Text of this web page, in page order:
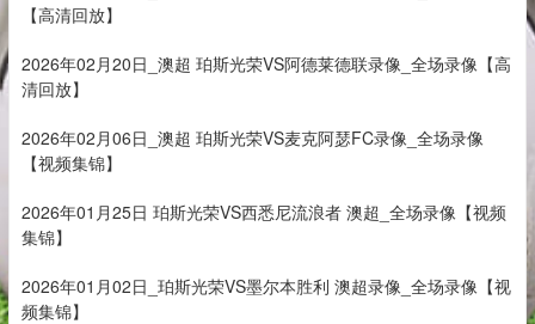
【高清回放】
2026年02月20日_澳超 珀斯光荣VS阿德莱德联录像_全场录像【高
清回放】
2026年02月06日_澳超 珀斯光荣VS麦克阿瑟FC录像_全场录像
【视频集锦】
2026年01月25日 珀斯光荣VS西悉尼流浪者 澳超_全场录像【视频
集锦】
2026年01月02日_珀斯光荣VS墨尔本胜利 澳超录像_全场录像【视
频集锦】